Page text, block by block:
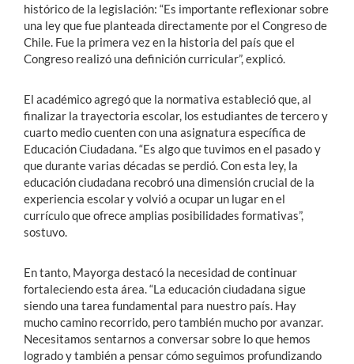
histórico de la legislación: “Es importante reflexionar sobre
una ley que fue planteada directamente por el Congreso de
Chile. Fue la primera vez en la historia del país que el
Congreso realizó una definición curricular”, explicó.
El académico agregó que la normativa estableció que, al
finalizar la trayectoria escolar, los estudiantes de tercero y
cuarto medio cuenten con una asignatura específica de
Educación Ciudadana. “Es algo que tuvimos en el pasado y
que durante varias décadas se perdió. Con esta ley, la
educación ciudadana recobró una dimensión crucial de la
experiencia escolar y volvió a ocupar un lugar en el
currículo que ofrece amplias posibilidades formativas”,
sostuvo.
En tanto, Mayorga destacó la necesidad de continuar
fortaleciendo esta área. “La educación ciudadana sigue
siendo una tarea fundamental para nuestro país. Hay
mucho camino recorrido, pero también mucho por avanzar.
Necesitamos sentarnos a conversar sobre lo que hemos
logrado y también a pensar cómo seguimos profundizando